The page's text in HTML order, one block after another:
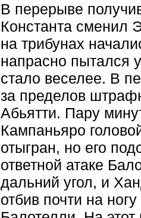
В перерыве
Константа сменил
на трибунах
напрасно пытался
стало веселее. В
за пределов
Абьятти. Пару
Кампаньяро
отыгран, но его
ответной атаке
дальний угол, и
отбив почти на